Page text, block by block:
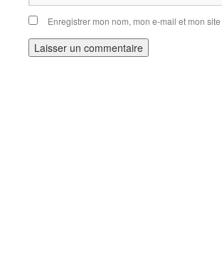
Enregistrer mon nom, mon e-mail et mon